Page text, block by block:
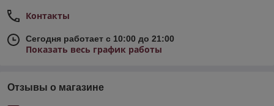
Контакты
Сегодня работает с 10:00 до 21:00
Показать весь график работы
Отзывы о магазине